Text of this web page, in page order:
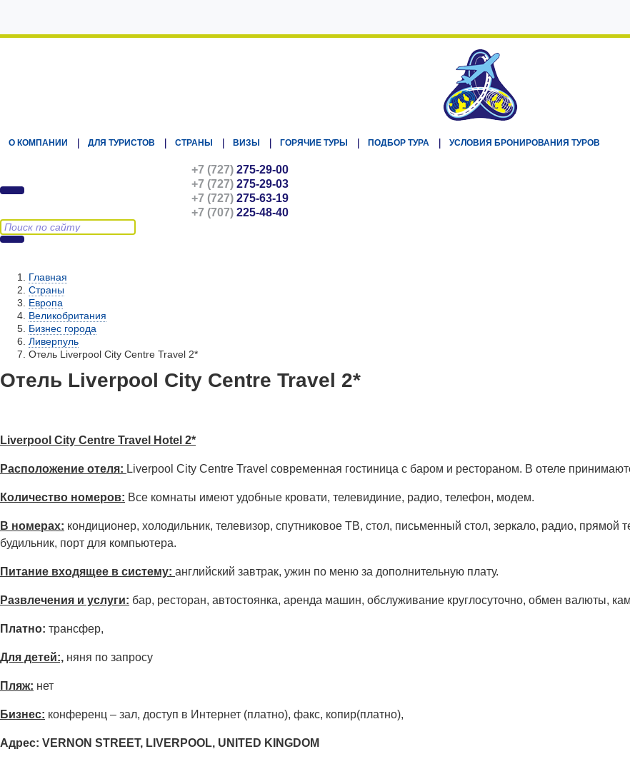
О КОМПАНИИ ДЛЯ ТУРИСТОВ СТРАНЫ ВИЗЫ ГОРЯЧИЕ ТУРЫ ПОДБОР ТУРА УСЛОВИЯ БРОНИРОВАНИЯ ТУРОВ
+7 (727) 275-29-00
+7 (727) 275-29-03
+7 (727) 275-63-19
+7 (707) 225-48-40
Главная
Страны
Европа
Великобритания
Бизнес города
Ливерпуль
Отель Liverpool City Centre Travel 2*
Отель Liverpool City Centre Travel 2*
Liverpool City Centre Travel Hotel 2*
Расположение отеля: Liverpool City Centre Travel современная гостиница с баром и рестораном. В отеле
Количество номеров: Все комнаты имеют удобные кровати, телевидиние, радио, телефон, модем.
В номерах: кондиционер, холодильник, телевизор, спутниковое ТВ, стол, письменный стол, зеркало, радио,
будильник, порт для компьютера.
Питание входящее в систему: английский завтрак, ужин по меню за дополнительную плату.
Развлечения и услуги: бар, ресторан, автостоянка, аренда машин, обслуживание круглосуточно, обмен валюты,
Платно: трансфер,
Для детей:, няня по запросу
Пляж: нет
Бизнес: конференц – зал, доступ в Интернет (платно), факс, копир(платно),
Адрес: VERNON STREET, LIVERPOOL, UNITED KINGDOM